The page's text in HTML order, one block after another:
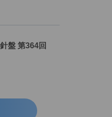
盤 第364回